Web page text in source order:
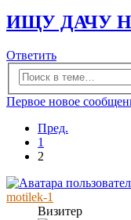
ИЩУ ДАЧУ
Ответить
Первое новое
Пред.
1
2
motilek-1
Визитер